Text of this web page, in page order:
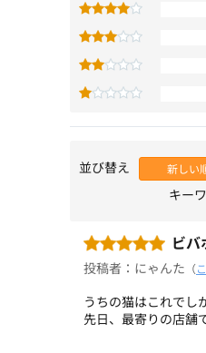
並び替え 新しい
キー
ビ
投稿者：にゃんた （
うちの猫はこれでし
先日、最寄りの店舗